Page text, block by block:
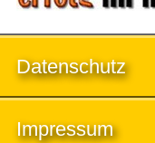
Datenschutz
Impressum